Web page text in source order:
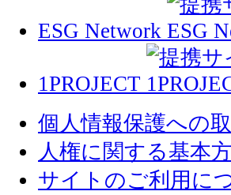
ESG Network
1PROJECT
個人情報保護への
人権に関する基本
サイトのご利用に